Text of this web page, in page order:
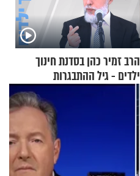
הרב זמיר כהן בסדנת חינוך
ילדים - גיל ההתבגרות